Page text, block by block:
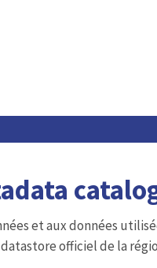
et aux données
datastore officiel de la